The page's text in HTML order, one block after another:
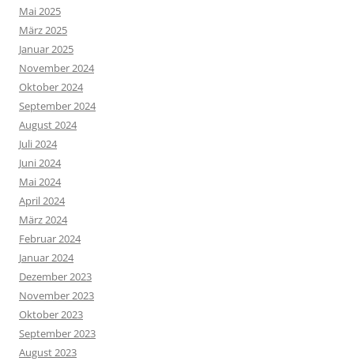
Mai 2025
März 2025
Januar 2025
November 2024
Oktober 2024
September 2024
August 2024
Juli 2024
Juni 2024
Mai 2024
April 2024
März 2024
Februar 2024
Januar 2024
Dezember 2023
November 2023
Oktober 2023
September 2023
August 2023